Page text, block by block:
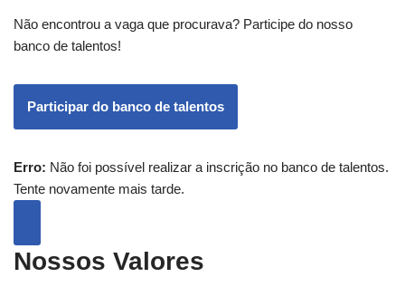
Não encontrou a vaga que procurava? Participe do nosso
banco de talentos!
Participar do banco de talentos
Erro: Não foi possível realizar a inscrição no banco de talentos.
Tente novamente mais tarde.
Nossos Valores